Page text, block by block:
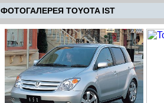
ФОТОГАЛЕРЕЯ TOYOTA IST